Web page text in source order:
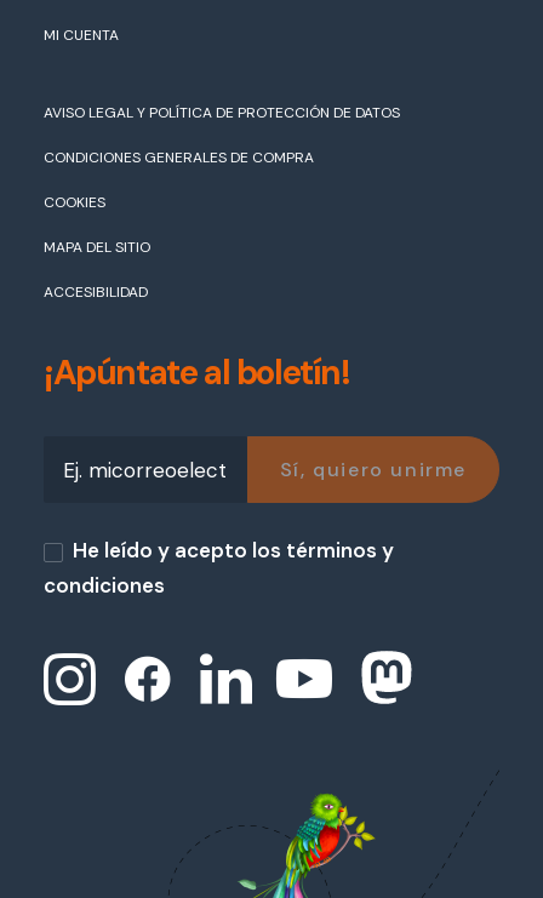
MI CUENTA
AVISO LEGAL Y POLÍTICA DE PROTECCIÓN DE DATOS
CONDICIONES GENERALES DE COMPRA
COOKIES
MAPA DEL SITIO
ACCESIBILIDAD
¡Apúntate al boletín!
He leído y acepto los términos y
condiciones